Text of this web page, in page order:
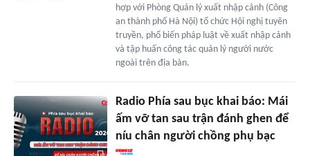
hợp với Phòng Quản lý xuất nhập cảnh (Công
an thành phố Hà Nội) tổ chức Hội nghị tuyên
truyền, phổ biến pháp luật về xuất nhập cảnh
và tập huấn công tác quản lý người nước
ngoài trên địa bàn.
Radio Phía sau bục khai báo: Mái
ấm vỡ tan sau trận đánh ghen để
níu chân người chồng phụ bạc